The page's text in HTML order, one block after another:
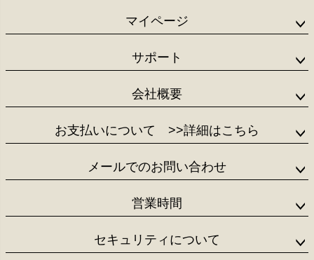
マイページ
サポート
会社概要
お支払いについて >>詳細はこちら
メールでのお問い合わせ
営業時間
セキュリティについて